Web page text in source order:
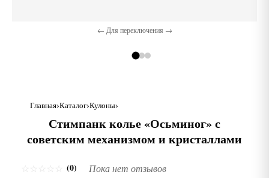
← Для переключения →
Главная Каталог Кулоны
Стимпанк колье «Осьминог» с
советским механизмом и кристаллами
(0) Пока нет отзывов